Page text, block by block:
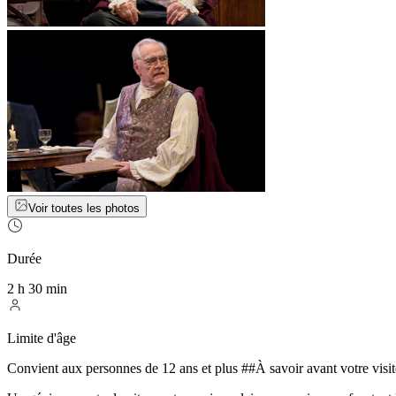
Voir toutes les photos
Durée
2 h 30 min
Limite d'âge
Convient aux personnes de 12 ans et plus ##À savoir avant votre